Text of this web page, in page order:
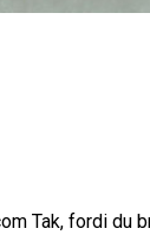
Tak, fordi du